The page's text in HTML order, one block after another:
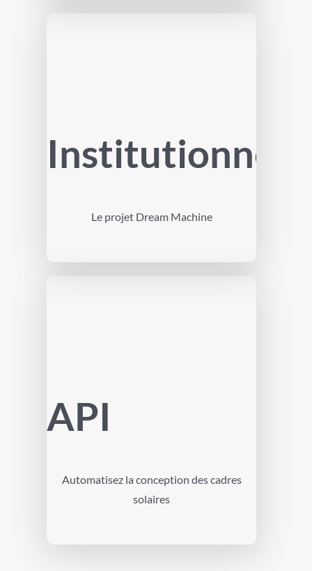
Institutionnel
Le projet Dream Machine
API
Automatisez la conception des cadres
solaires